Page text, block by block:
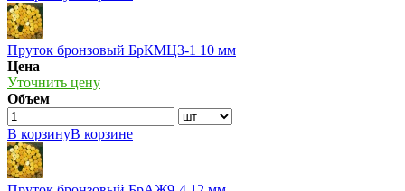
Пруток бронзовый БрКМЦ3-1 10 мм
Цена
Уточнить цену
Объем
В корзинуВ корзине